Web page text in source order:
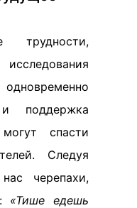
поддержка
спасти
Следуя
черепахи,
«Тише едешь